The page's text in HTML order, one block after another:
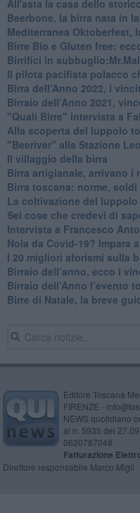
​All'asta la casa dello
Beerbone, la birra nata in
Mediterranea Oktoberfest,
​Birre Bio e Gluten free:
​Birrifici in
​Il pilota pacifista polacco
​Birra dell’Anno 2022, i
Birraio dell’Anno 2021,
"Quali Birre" intervista a
​Alla scoperta del luppolo
"Beeriver" alla Stazione
Il villaggio della birra
Birra artigianale, arrivano i
Birra toscana: norme,
La coltivazione del luppolo
Sei cose che credevi di
Intervista a Francesco
Noia da Covid-19? Impara
I 20 migliori aforismi sulla
​Birraio dell’anno, ecco i
​Birraio dell’Anno l’evento
Birre di Natale, la breve
Editore Toscana
FIRENZE -
NEWS quotidiano
al n. 5935 del
0620787048
Fatturazione
Direttore responsabile Marco Migli